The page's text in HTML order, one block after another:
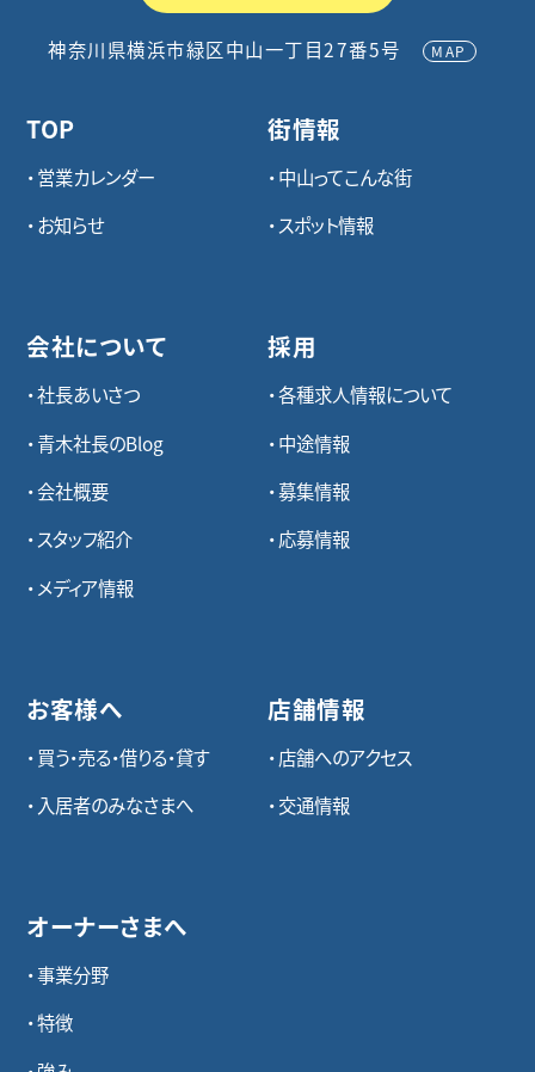
神奈川県横浜市緑区中山一丁目27番5号 MAP
TOP
営業カレンダー
お知らせ
会社について
社長あいさつ
青木社長のBlog
会社概要
スタッフ紹介
メディア情報
お客様へ
買う・売る・借りる・貸す
入居者のみなさまへ
オーナーさまへ
事業分野
特徴
街情報
中山ってこんな街
スポット情報
採用
各種求⼈情報について
中途情報
募集情報
応募情報
店舗情報
店舗へのアクセス
交通情報